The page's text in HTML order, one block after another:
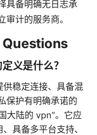
具备明确无日志承
审计的服务商。
义是什么？
稳定连接、具备混
保护有明确承诺的
大陆的 vpn”。它应
具备多平台支持、